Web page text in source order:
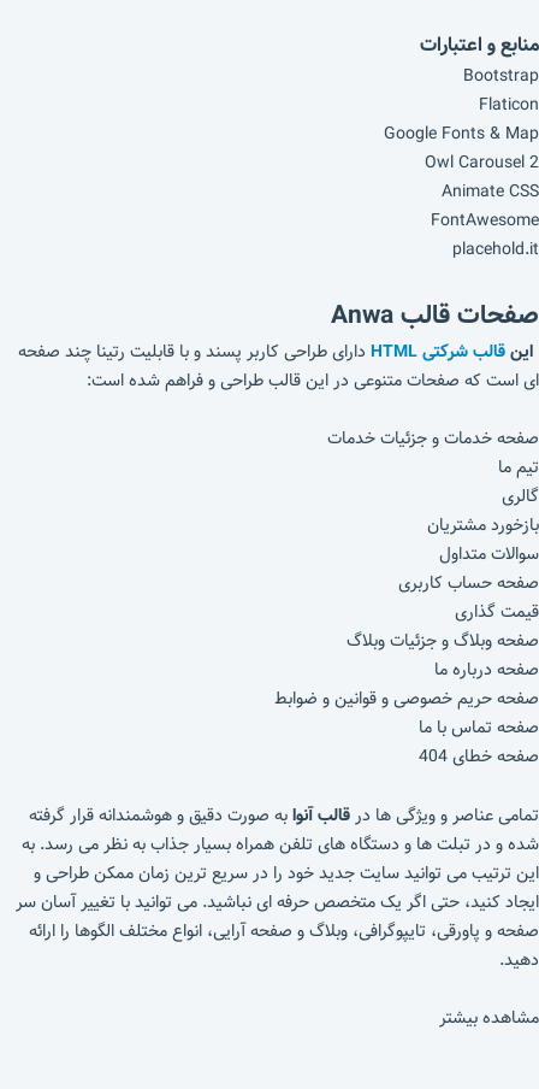
منابع و اعتبارات
Bootstrap
Flaticon
Google Fonts & Map
Owl Carousel 2
Animate CSS
FontAwesome
placehold.it
صفحات قالب Anwa
اینقالب شرکتی HTML
دارای طراحی کاربر پسند و با قابلیت رتینا چند صفحه
ای است که صفحات متنوعی در این قالب طراحی و فراهم شده است:
صفحه خدمات و جزئیات خدمات
تیم ما
گالری
بازخورد مشتریان
سوالات متداول
صفحه حساب کاربری
قیمت گذاری
صفحه وبلاگ و جزئیات وبلاگ
صفحه درباره ما
صفحه حریم خصوصی و قوانین و ضوابط
صفحه تماس با ما
صفحه خطای 404
تمامی عناصر و ویژگی ها در قالب آنوابه صورت دقیق و هوشمندانه قرار گرفته
شده و در تبلت ها و دستگاه های تلفن همراه بسیار جذاب به نظر می رسد. به
این ترتیب می توانید سایت جدید خود را در سریع ترین زمان ممکن طراحی و
ایجاد کنید، حتی اگر یک متخصص حرفه ای نباشید. می توانید با تغییر آسان سر
صفحه و پاورقی، تایپوگرافی، وبلاگ و صفحه آرایی، انواع مختلف الگوها را ارائه
دهید.
مشاهده بیشتر